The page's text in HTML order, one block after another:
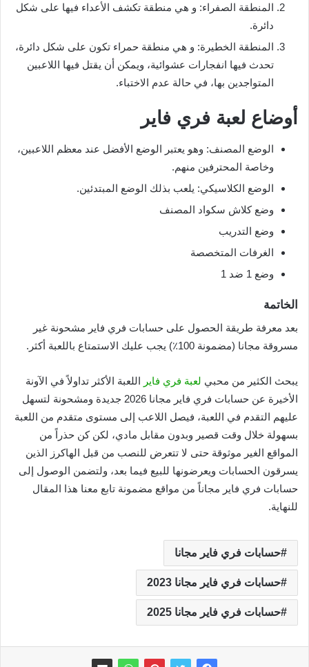
المنطقة الصفراء: و هي منطقة تكشف الأعداء فيها على شكل
دائرة.
المنطقة الخطيرة: و هي منطقة حمراء تكون على شكل دائرة،
تحدث فيها انفجارات عشوائية، ويمكن أن يقتل فيها اللاعبين
المتواجدين بها، في حالة عدم الاختباء.
أوضاع لعبة فري فاير
الوضع المصنف: وهو يعتبر الوضع الأفضل عند معظم اللاعبين،
وخاصة المحترفين منهم.
الوضع الكلاسيكي: يلعب بذلك الوضع المبتدئين.
وضع كلاش سكواد المصنف
وضع التدريب
الغرفات المتخصصة
وضع 1 ضد 1
الخاتمة
بعد معرفة طريقة الحصول على حسابات فري فاير مشحونة غير
مسروقة مجانا (مضمونة 100٪) يجب عليك الاستمتاع باللعبة أكثر.
يبحث الكثير من محبي لعبة فري فاير اللعبة الأكثر تداولاً في الآونة
الأخيرة عن حسابات فري فاير مجانا 2026 جديدة ومشحونة لتسهل
عليهم التقدم في اللعبة، فيصل اللاعب إلى مستوى متقدم من اللعبة
بسهولة خلال وقت قصير وبدون مقابل مادي، لكن كن حذراً من
المواقع الغير موثوقة حتى لا تتعرض للنصب من قبل الهاكرز الذين
يسرقون الحسابات ويعرضونها للبيع فيما بعد، ولتضمن الوصول إلى
حسابات فري فاير مجاناً من مواقع مضمونة تابع معنا هذا المقال
للنهاية.
حسابات فري فاير مجانا
حسابات فري فاير مجانا 2023
حسابات فري فاير مجانا 2025